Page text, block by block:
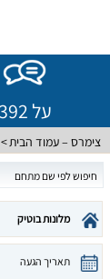
על 392 מתחמי אירוח שונים ברחבי הארץ
צימרס – עמוד הבית
מלונות בוטיק
תאריך הגעה